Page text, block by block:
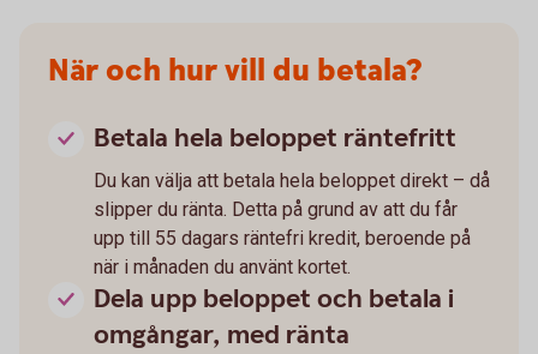
När och hur vill du betala?
Betala hela beloppet räntefritt
Du kan välja att betala hela beloppet direkt – då
slipper du ränta. Detta på grund av att du får
upp till 55 dagars räntefri kredit, beroende på
när i månaden du använt kortet.
Dela upp beloppet och betala i
omgångar, med ränta